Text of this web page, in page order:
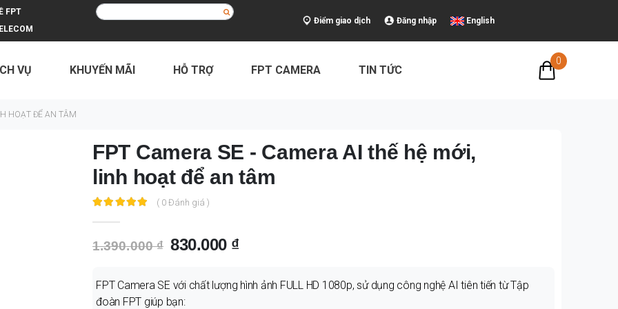
FPT
Điểm giao dịch Đăng nhập English
VỤ KHUYẾN MÃI HỖ TRỢ FPT CAMERA TIN TỨC
0
linh hoạt để an tâm
HOẠT ĐỂ AN TÂM
FPT Camera SE - Camera AI thế hệ mới,
linh hoạt để an tâm
( 0 Đánh giá )
1.390.000 ₫ 830.000 ₫
FPT Camera SE với chất lượng hình ảnh FULL HD 1080p, sử dụng công nghệ AI tiên tiến từ Tập
đoàn FPT giúp bạn: